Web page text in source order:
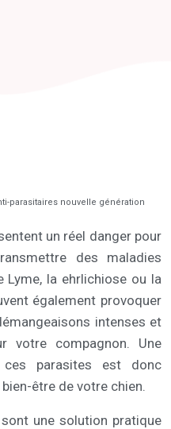
parasitaires nouvelle génération
un réel danger pour
des maladies
la ehrlichiose ou la
également provoquer
intenses et
votre compagnon. Une
parasites est donc
être de votre chien.
une solution pratique